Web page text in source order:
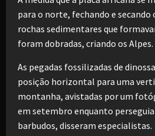
para o norte, fechando e secando
rochas sedimentares que
foram dobradas, criando os Alpes.
As pegadas fossilizadas de
posição horizontal para uma
montanha, avistadas por um
em setembro enquanto
barbudos, disseram especialistas.